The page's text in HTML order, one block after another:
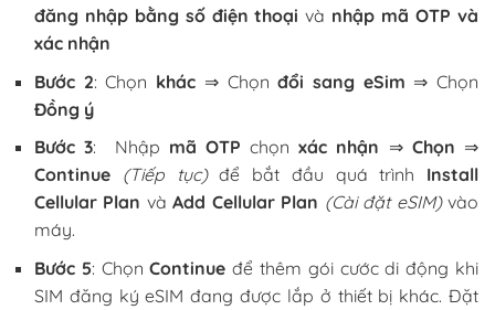
đăng nhập bằng số điện thoại và nhập mã OTP và
xác nhận
Bước 2: Chọn khác ⇒ Chọnđổi sang eSim ⇒ Chọn
Đồng ý
Bước 3: Nhập mã OTP chọnxác nhận ⇒Chọn ⇒
Continue (Tiếp tục)để bắt đầu quá trình Install
Cellular Plan vàAdd Cellular Plan (Cài đặt eSIM)vào
máy.
Bước 5: ChọnContinue để thêm gói cước di động khi
SIM đăng ký eSIM đang được lắp ở thiết bị khác. Đặt